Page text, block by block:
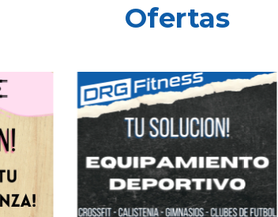
Ofertas